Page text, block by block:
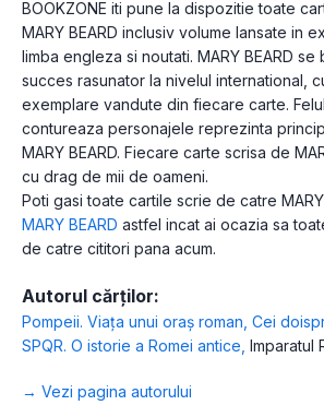
BOOKZONE iti pune la dispozitie toate
MARY BEARD inclusiv volume lansate in
limba engleza si noutati. MARY BEARD se
succes rasunator la nivelul international,
exemplare vandute din fiecare carte.
contureaza personajele reprezinta
MARY BEARD. Fiecare carte scrisa de
cu drag de mii de oameni.
Poti gasi toate cartile scrie de catre
MARY BEARD astfel incat ai ocazia sa
de catre cititori pana acum.
Autorul cărților:
Pompeii. Viața unui oraș roman Cei
SPQR. O istorie a Romei antice Imparatul
→ Vezi pagina autorului